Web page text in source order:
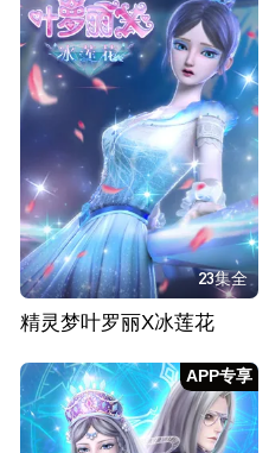
23集全
精灵梦叶罗丽X冰莲花
APP专享